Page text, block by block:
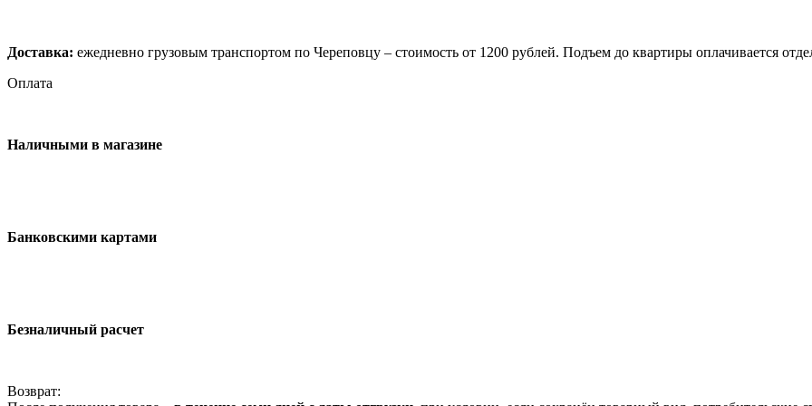
Доставка: ежедневно грузовым транспортом по Череповцу – стоимость от 1200 рублей. Подъем до квартиры оплачивается
Оплата
Наличными в магазине
Банковскими картами
Безналичный расчет
Возврат: